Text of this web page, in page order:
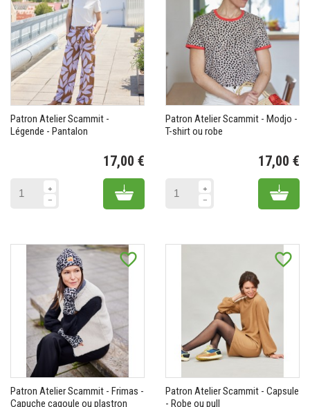
Patron Atelier Scammit -
Légende - Pantalon
17,00 €
Add to cart
Patron Atelier Scammit - Modjo -
T-shirt ou robe
17,00 €
Add
favorite_border
Patron Atelier Scammit - Frimas -
Capuche cagoule ou plastron
favorite_border
Patron Atelier Scammit - Capsule
- Robe ou pull